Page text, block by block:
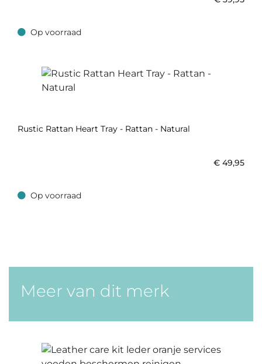
Op voorraad
Op voorraad
Rustic Rattan Heart Tray - Rattan - Natural
€ 49,95
Op voorraad
Op voorraad
Meer van dit merk